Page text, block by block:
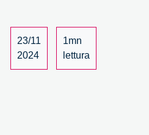
23/11
2024
1mn
lettura